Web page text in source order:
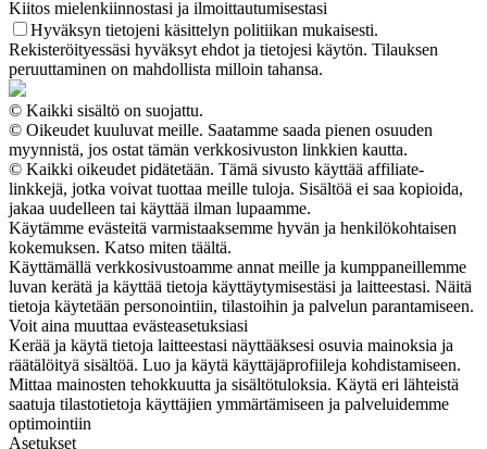
Kiitos mielenkiinnostasi ja ilmoittautumisestasi
Hyväksyn tietojeni käsittelyn politiikan mukaisesti.
Rekisteröityessäsi hyväksyt ehdot ja tietojesi käytön. Tilauksen
peruuttaminen on mahdollista milloin tahansa.
© Kaikki sisältö on suojattu.
© Oikeudet kuuluvat meille. Saatamme saada pienen osuuden
myynnistä, jos ostat tämän verkkosivuston linkkien kautta.
© Kaikki oikeudet pidätetään. Tämä sivusto käyttää affiliate-
linkkejä, jotka voivat tuottaa meille tuloja. Sisältöä ei saa kopioida,
jakaa uudelleen tai käyttää ilman lupaamme.
Käytämme evästeitä varmistaaksemme hyvän ja henkilökohtaisen
kokemuksen. Katso miten täältä.
Käyttämällä verkkosivustoamme annat meille ja kumppaneillemme
luvan kerätä ja käyttää tietoja käyttäytymisestäsi ja laitteestasi. Näitä
tietoja käytetään personointiin, tilastoihin ja palvelun parantamiseen.
Voit aina muuttaa evästeasetuksiasi
Kerää ja käytä tietoja laitteestasi näyttääksesi osuvia mainoksia ja
räätälöityä sisältöä. Luo ja käytä käyttäjäprofiileja kohdistamiseen.
Mittaa mainosten tehokkuutta ja sisältötuloksia. Käytä eri lähteistä
saatuja tilastotietoja käyttäjien ymmärtämiseen ja palveluidemme
optimointiin
Asetukset